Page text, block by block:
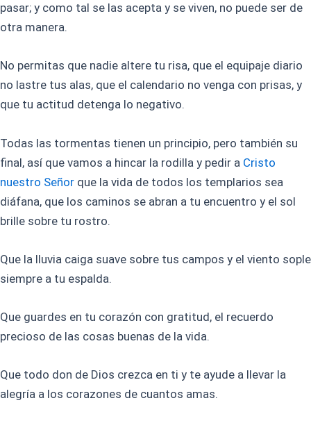
pasar; y como tal se las acepta y se viven, no puede ser de
otra manera.
No permitas que nadie altere tu risa, que el equipaje diario
no lastre tus alas, que el calendario no venga con prisas, y
que tu actitud detenga lo negativo.
Todas las tormentas tienen un principio, pero también su
final, así que vamos a hincar la rodilla y pedir a Cristo
nuestro Señor que la vida de todos los templarios sea
diáfana, que los caminos se abran a tu encuentro y el sol
brille sobre tu rostro.
Que la lluvia caiga suave sobre tus campos y el viento sople
siempre a tu espalda.
Que guardes en tu corazón con gratitud, el recuerdo
precioso de las cosas buenas de la vida.
Que todo don de Dios crezca en ti y te ayude a llevar la
alegría a los corazones de cuantos amas.